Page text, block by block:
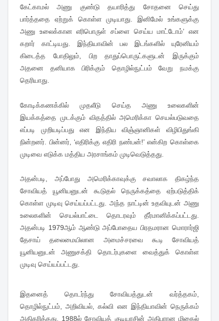
கேட்காமல் அணு குண்டு தயாரித்து சோதனை செய்து
பார்த்ததை ஏற்றுக் கொள்ள முடியாது. இனிமேல் உங்களுக்கு
அணு உலைக்கான எரிபொருள் சப்ளை செய்ய மாட்டோம்’ என
கறார் காட்டியது. இந்தியாவின் பல இடங்களில் யுரேனியம்
கிடைத்த போதிலும், பிற தாதுப்பொருட்களுடன் இருக்கும்
அதனை தனியாக பிரிக்கும் தொழில்நுட்பம் வேறு நமக்கு
தெரியாது.
கோடிக்கணக்கில் முதலீடு செய்த அணு உலைகளின்
இயக்கத்தை முடக்கும் விதத்தில் அமெரிக்கா செயல்படுவதை
எப்படி முறியடிப்பது என இந்திய விஞ்ஞானிகள் விழிபிதுங்கி
நின்றனர். பின்னர், ‘எதிரிக்கு எதிரி நண்பன்!’ என்கிற கொள்கை
முடிவை எடுக்க மத்திய அரசாங்கம் முடிவெடுத்தது.
அதன்படி, அப்போது அமெரிக்காவுக்கு சவாலாக திகழ்ந்த
சோவியத் யூனியனுடன் கூடுதல் நெருக்கத்தை ஏற்படுத்திக்
கொள்ள முடிவு செய்யப்பட்டது. அந்த நாட்டின் உதவியுடன் அணு
உலைகளின் செயல்பாட்டை தொடரவும் தீர்மானிக்கப்பட்டது.
அதன்படி 1979ஆம் ஆண்டு அப்போதைய பிரதமரான மொரார்ஜி
தேசாய் தலைமையிலான அமைச்சரவை கூடி சோவியத்
யூனியனுடன் அணுசக்தி தொடர்புகளை வைத்துக் கொள்ள
முடிவு செய்யப்பட்டது.
இதனைத் தொடர்ந்து சோவியத்துடன் வர்த்தகம்,
தொழில்நுட்பம், அறிவியல், கல்வி என இந்தியாவின் நெருக்கம்
அதிகரித்தது. 1988ல் சோவியத் குடியரசின் அதிபரான மிகைல்